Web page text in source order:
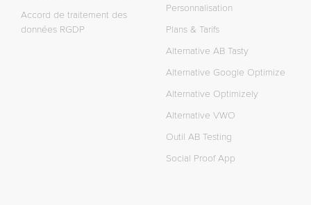
Accord de traitement des
données RGDP
Personnalisation
Plans & Tarifs
Alternative AB Tasty
Alternative Google Optimize
Alternative Optimizely
Alternative VWO
Outil AB Testing
Social Proof App